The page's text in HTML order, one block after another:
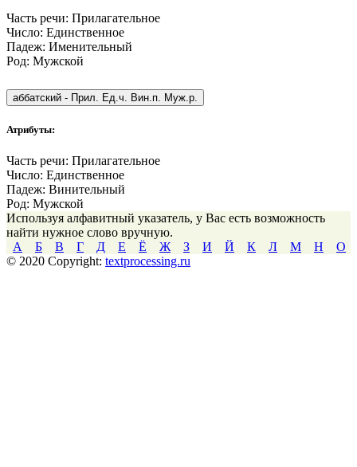
Часть речи: Прилагательное
Число: Единственное
Падеж: Именительный
Род: Мужской
аббатский - Прил. Ед.ч. Вин.п. Муж.р.
Атрибуты:
Часть речи: Прилагательное
Число: Единственное
Падеж: Винительный
Род: Мужской
Используя алфавитный указатель, у Вас есть возможность
найти нужное слово вручную.
А
Б В Г Д Е Ё Ж З И Й К Л М Н
О
© 2020 Copyright: textprocessing.ru